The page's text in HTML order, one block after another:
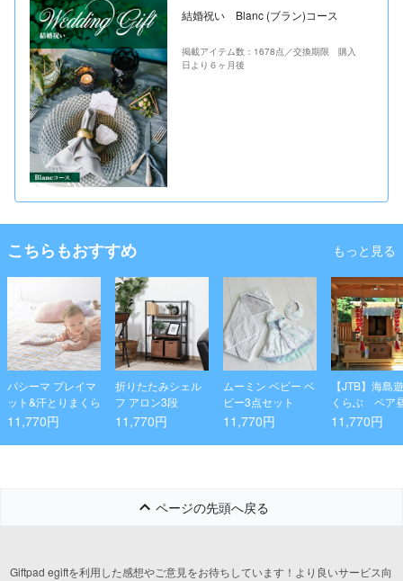
結婚祝い Blanc (ブラン)コース
掲載アイテム数：1678点／交換期限 購入
日より６ヶ月後
こちらもおすすめ もっと見る
パシーマ プレイマ
ット&汗とりまくら
11,770円
折りたたみシェル
フ アロン3段
11,770円
ムーミン ベビー ベ
ビー3点セット
11,770円
【JTB】海島
くらぶ ペア
がりの石神さ
のおやつ付）
11,770円
ページの先頭へ戻る
Giftpad egiftを利用した感想やご意見をお待ちしています！より良いサービス向